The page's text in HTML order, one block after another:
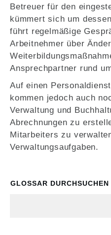
Betreuer für den
kümmert sich um
führt regelmäßige
Arbeitnehmer über
Ansprechpartner rund
Auf einen
kommen jedoch auch
Verwaltung und
Abrechnungen zu
Mitarbeiters zu
Verwaltungsaufgaben.
GLOSSAR DURCHSUCHEN